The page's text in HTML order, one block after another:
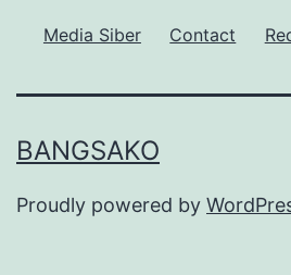
Media Siber Contact
BANGSAKO
Proudly powered by